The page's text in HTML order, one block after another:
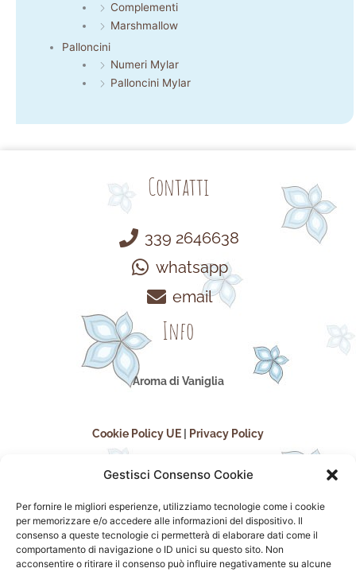
Gestisci Consenso Cookie
Per fornire le migliori esperienze, utilizziamo tecnologie come i cookie
per memorizzare e/o accedere alle informazioni del dispositivo. Il
consenso a queste tecnologie ci permetterà di elaborare dati come il
comportamento di navigazione o ID unici su questo sito. Non
acconsentire o ritirare il consenso può influire negativamente su alcune
Complementi
Marshmallow
Palloncini
Numeri Mylar
Palloncini Mylar
Contatti
339 2646638
whatsapp
email
Info
Aroma di Vaniglia
Cookie Policy UE Privacy Policy
seguici sui social